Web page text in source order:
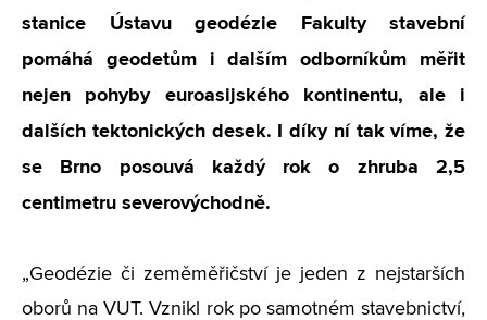
stanice Ústavu geodézie Fakulty stavební
pomáhá geodetům i dalším odborníkům měřit
nejen pohyby euroasijského kontinentu, ale i
dalších tektonických desek. I díky ní tak víme, že
se Brno posouvá každý rok o zhruba 2,5
centimetru severovýchodně.
„Geodézie či zeměměřičství je jeden z nejstarších
oborů na VUT. Vznikl rok po samotném stavebnictví,